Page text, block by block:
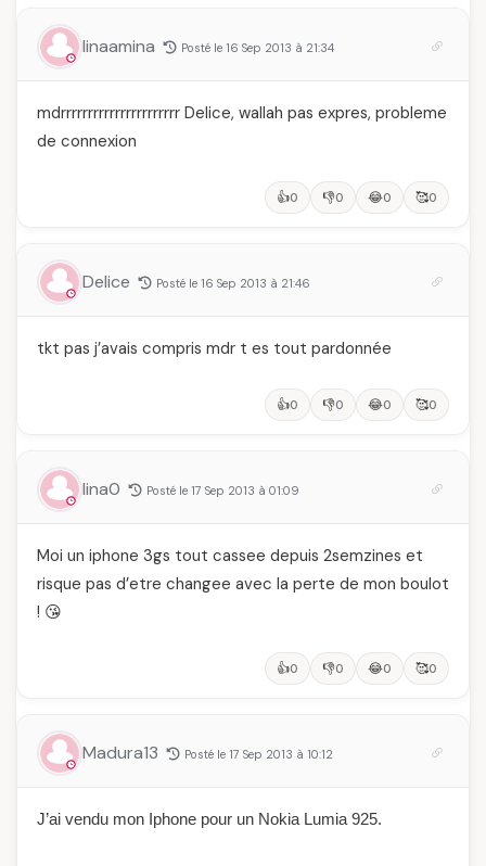
linaamina Posté le 16 Sep 2013 à 21:34
mdrrrrrrrrrrrrrrrrrrrrrr Delice, wallah pas expres, probleme
de connexion
👍0 👎0 😂0 🥰0
Delice Posté le 16 Sep 2013 à 21:46
tkt pas j’avais compris mdr t es tout pardonnée
👍0 👎0 😂0 🥰0
lina0 Posté le 17 Sep 2013 à 01:09
Moi un iphone 3gs tout cassee depuis 2semzines et
risque pas d’etre changee avec la perte de mon boulot
! 😘
👍0 👎0 😂0 🥰0
Madura13 Posté le 17 Sep 2013 à 10:12
J’ai vendu mon Iphone pour un Nokia Lumia 925.